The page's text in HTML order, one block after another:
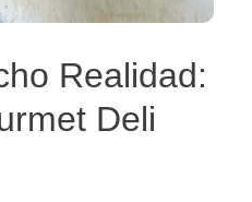
Realidad:
Deli